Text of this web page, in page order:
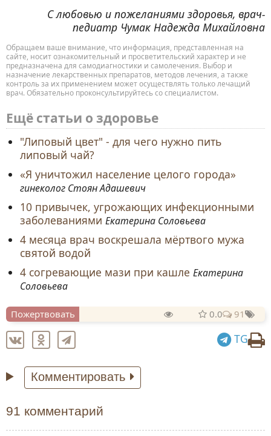
С любовью и пожеланиями здоровья, врач-
педиатр Чумак Надежда Михайловна
Обращаем ваше внимание, что информация, представленная на
сайте, носит ознакомительный и просветительский характер и не
предназначена для самодиагностики и самолечения. Выбор и
назначение лекарственных препаратов, методов лечения, а также
контроль за их применением может осуществлять только лечащий
врач. Обязательно проконсультируйтесь со специалистом.
Ещё статьи о здоровье
"Липовый цвет" - для чего нужно пить
липовый чай?
«Я уничтожил население целого города»
гинеколог Стоян Адашевич
10 привычек, угрожающих инфекционными
заболеваниями Екатерина Соловьева
4 месяца врач воскрешала мёртвого мужа
святой водой
4 согревающие мази при кашле Екатерина
Соловьева
Пожертвовать 0.0 91
TG
Комментировать
91 комментарий